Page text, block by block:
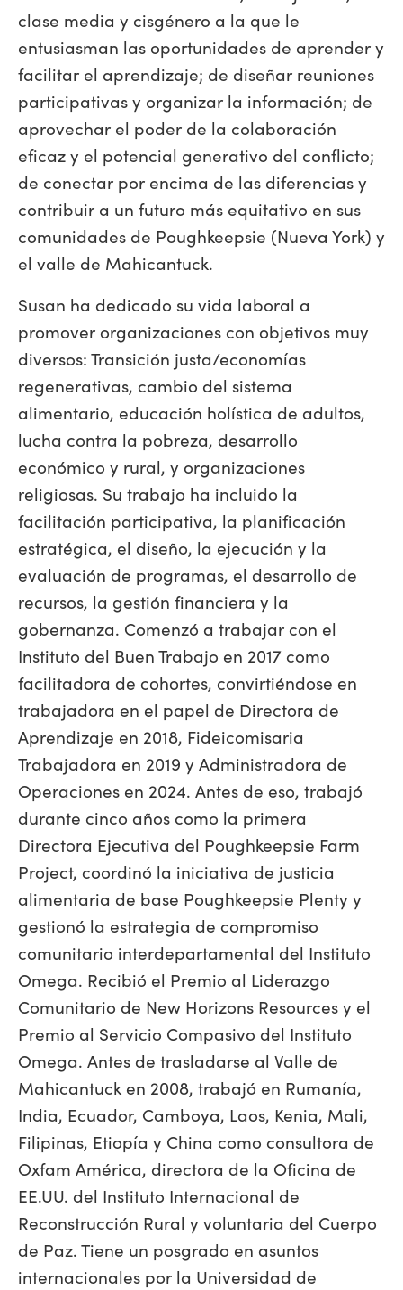
clase media y cisgénero a la que le
entusiasman las oportunidades de aprender y
facilitar el aprendizaje; de diseñar reuniones
participativas y organizar la información; de
aprovechar el poder de la colaboración
eficaz y el potencial generativo del conflicto;
de conectar por encima de las diferencias y
contribuir a un futuro más equitativo en sus
comunidades de Poughkeepsie (Nueva York) y
el valle de Mahicantuck.
Susan ha dedicado su vida laboral a
promover organizaciones con objetivos muy
diversos: Transición justa/economías
regenerativas, cambio del sistema
alimentario, educación holística de adultos,
lucha contra la pobreza, desarrollo
económico y rural, y organizaciones
religiosas. Su trabajo ha incluido la
facilitación participativa, la planificación
estratégica, el diseño, la ejecución y la
evaluación de programas, el desarrollo de
recursos, la gestión financiera y la
gobernanza. Comenzó a trabajar con el
Instituto del Buen Trabajo en 2017 como
facilitadora de cohortes, convirtiéndose en
trabajadora en el papel de Directora de
Aprendizaje en 2018, Fideicomisaria
Trabajadora en 2019 y Administradora de
Operaciones en 2024. Antes de eso, trabajó
durante cinco años como la primera
Directora Ejecutiva del Poughkeepsie Farm
Project, coordinó la iniciativa de justicia
alimentaria de base Poughkeepsie Plenty y
gestionó la estrategia de compromiso
comunitario interdepartamental del Instituto
Omega. Recibió el Premio al Liderazgo
Comunitario de New Horizons Resources y el
Premio al Servicio Compasivo del Instituto
Omega. Antes de trasladarse al Valle de
Mahicantuck en 2008, trabajó en Rumanía,
India, Ecuador, Camboya, Laos, Kenia, Mali,
Filipinas, Etiopía y China como consultora de
Oxfam América, directora de la Oficina de
EE.UU. del Instituto Internacional de
Reconstrucción Rural y voluntaria del Cuerpo
de Paz. Tiene un posgrado en asuntos
internacionales por la Universidad de